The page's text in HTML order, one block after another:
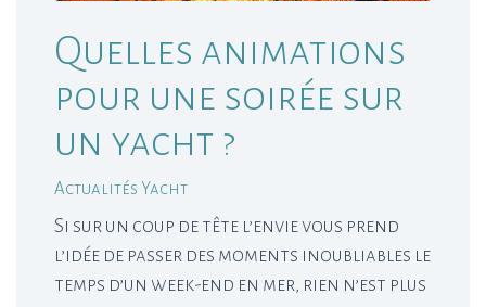
Quelles animations
pour une soirée sur
un yacht ?
Actualités Yacht
Si sur un coup de tête l’envie vous prend
l’idée de passer des moments inoubliables le
temps d’un week-end en mer, rien n’est plus